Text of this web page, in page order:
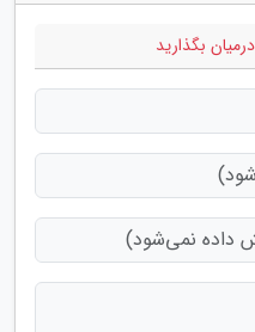
بگذارید